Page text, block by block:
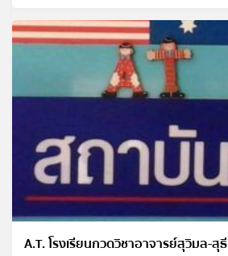
A.T. โรงเรียนกวดวิชาอาจารย์สุวิมล-สุธี